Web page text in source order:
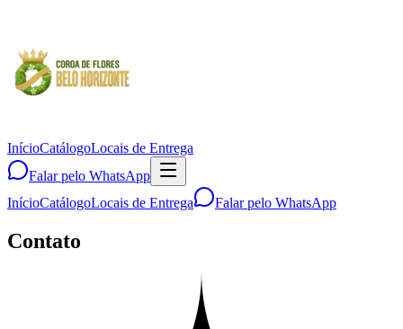
InícioCatálogoLocais de Entrega
Falar pelo WhatsApp
InícioCatálogoLocais de Entrega Falar pelo WhatsApp
Contato